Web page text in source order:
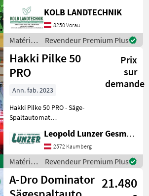
✅Durchlass: max. 22 cm
✅Scheitlänge: 23 – 55 cm
✅Länge des
Einzugsbandes: 200 cm
✅Länge des
Auswurfbandes: 280
KOLB LANDTECHNIK
8250 Vorau
Matériels
forestiers
et
matériels
pour le
travail
Sonstige
Revendeur Premium Plus
Hakki Pilke 50
PRO
Prix
sur
demande
Ann. fab. 2023
Hakki Pilke 50 PRO - Säge-
Spaltautomat
Stammdurchmesser 47 cm
Max. Spaltdruck 30 Tonnen
Spaltkraft an der ersten
Klinge 37 to. Hakki Spli
Leopold Lunzer GesmbH
2572 Kaumberg
Matériels
forestiers
et
matériels
Revendeur Premium Plus
A-Dro Dominator 21.480